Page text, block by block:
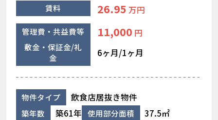
賃料 26.95 万円
管理費・共益費等 11,000 円
敷金・保証金/礼
金
6ヶ月/1ヶ月
物件タイプ 飲食店居抜き物件
築年数 築61年 使用部分面積 37.5㎡